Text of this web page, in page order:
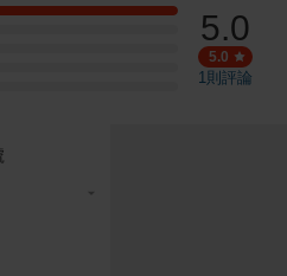
5.0
5.0
1則評論